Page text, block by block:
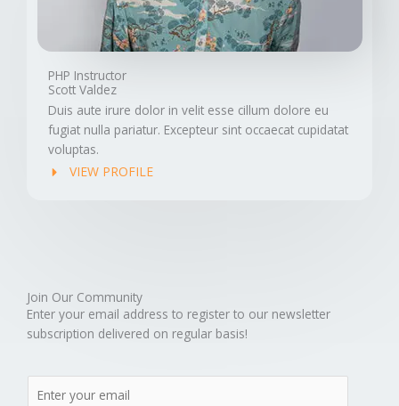
PHP Instructor
Scott Valdez
Duis aute irure dolor in velit esse cillum dolore eu
fugiat nulla pariatur. Excepteur sint occaecat cupidatat
voluptas.
VIEW PROFILE
Join Our Community
Enter your email address to register to our newsletter
subscription delivered on regular basis!